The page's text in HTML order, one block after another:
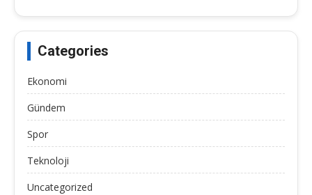
Categories
Ekonomi
Gündem
Spor
Teknoloji
Uncategorized